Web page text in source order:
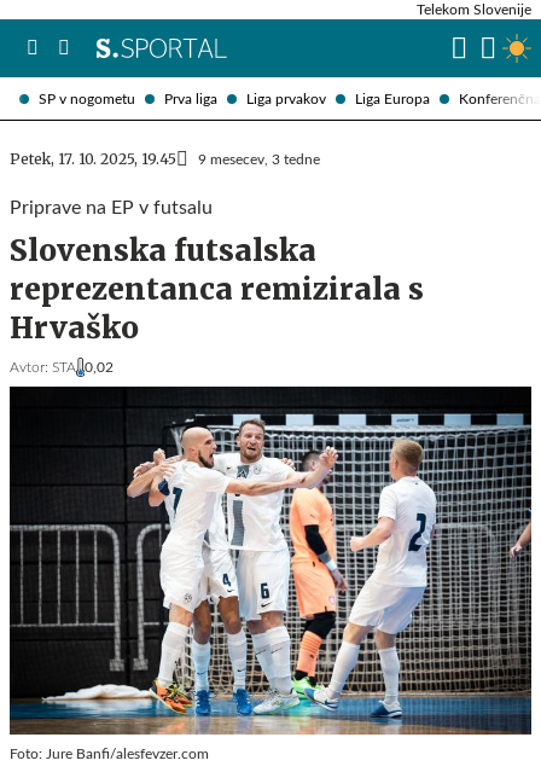
SP v nogometu Prva liga Liga prvakov Liga Europa
Telekom Slovenije
Petek, 17. 10. 2025, 19.45 9 mesecev, 3 tedne
Priprave na EP v futsalu
Slovenska futsalska
reprezentanca remizirala s
Hrvaško
Avtor: STA 0,02
Foto: Jure Banfi/alesfevzer.com